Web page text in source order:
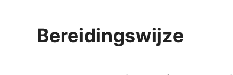
Bereidingswijze